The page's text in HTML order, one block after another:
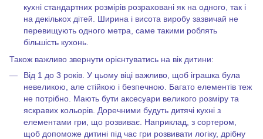
кухні стандартних розмірів розраховані як на одного, так і
на декількох дітей. Ширина і висота виробу зазвичай не
перевищують одного метра, саме такими роблять
більшість кухонь.
Також важливо звернути орієнтуватись на вік дитини:
Від 1 до 3 років. У цьому віці важливо, щоб іграшка була
невеликою, але стійкою і безпечною. Багато елементів теж
не потрібно. Мають бути аксесуари великого розміру та
яскравих кольорів. Доречними будуть дитячі кухні з
елементами гри, що розвиває. Наприклад, з сортером,
щоб допоможе дитині під час гри розвивати логіку, дрібну